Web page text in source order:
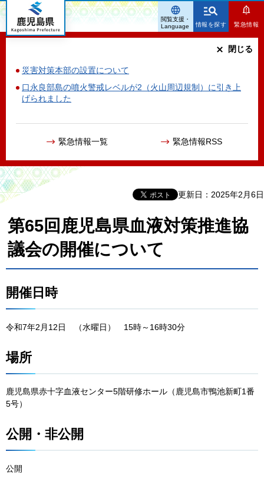
鹿児島県
情報を探す 緊急情報
災害対策本部の設置について
口永良部島の噴火警戒レベルが2（火山周辺規制）に引き上
げられました
緊急情報一覧 緊急情報RSS
閉じる
閲覧支援・
Language
更新日：2025年2月6日
第65回鹿児島県血液対策推進協
議会の開催について
開催日時
令和7年2月12日 （水曜日） 15時～16時30分
場所
鹿児島県赤十字血液センター5階研修ホール（鹿児島市鴨池新町1番
5号）
公開・非公開
公開